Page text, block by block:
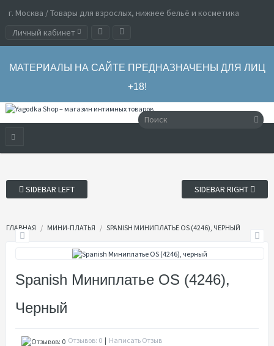
г. Москва / Товары для взрослых, нижнее бельё и косметика
Личный кабинет
МАТЕРИАЛЫ НА САЙТЕ ПРЕДНАЗНАЧЕНЫ ДЛЯ ЛИЦ
+18!
SIDEBAR LEFT SIDEBAR RIGHT
ГЛАВНАЯ МИНИ-ПЛАТЬЯ SPANISH МИНИПЛАТЬЕ OS (4246), ЧЕРНЫЙ
Spanish Миниплатье OS (4246),
Черный
Отзывов: 0 | Написать Отзыв